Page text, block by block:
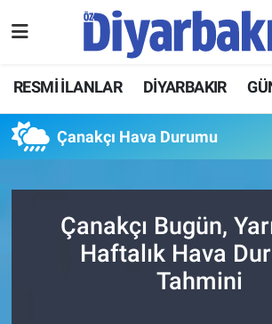
RESMİ İLANLAR DİYARBAKIR
Çanakçı Hava Durumu
Çanakçı Bugün,
Haftalık Hava
Tahmini
ASAYİŞ
DİYARBAKIR
GÜNDEM
Hava Durumu
Namaz Vakitleri
Süper Lig Puan Durumu ve